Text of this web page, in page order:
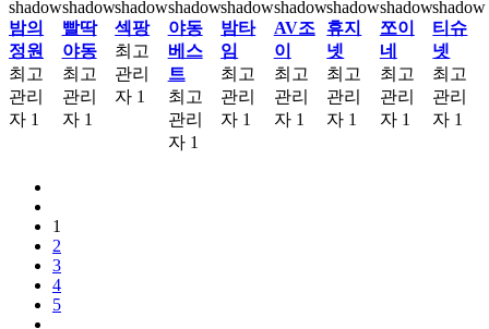
밤의
정원
최고
관리
자 1
빨딱
야동
최고
관리
자 1
섹팡
최고
관리
자 1
야동
베스
트
최고
관리
자 1
밤타
임
최고
관리
자 1
AV조
이
최고
관리
자 1
휴지
넷
최고
관리
자 1
쪼이
네
최고
관리
자 1
티슈
넷
최고
관리
자 1
1
2
3
4
5